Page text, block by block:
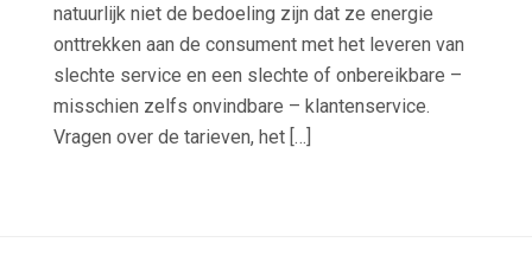
natuurlijk niet de bedoeling zijn dat ze energie
onttrekken aan de consument met het leveren van
slechte service en een slechte of onbereikbare –
misschien zelfs onvindbare – klantenservice.
Vragen over de tarieven, het […]